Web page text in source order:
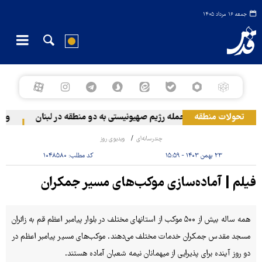
جمعه ۱۶ مرداد ۱۴۰۵
تحولات منطقه حمله رژیم صهیونیستی به دو منطقه در لبنان
چندرسانه‌ای ویدیوی روز
۲۳ بهمن ۱۴۰۳ - ۱۵:۵۹ کد مطلب: ۱۰۴۸۵۸۰
فیلم | آماده‌سازی موکب‌های مسیر جمکران
همه ساله بیش از ۵۰۰ موکب از استانهای مختلف در بلوار پیامبر اعظم قم به زائران
مسجد مقدس جمکران خدمات مختلف می‌دهند. موکب‌های مسیر پیامبر اعظم در
دو روز آینده برای پذیرایی از میهمانان نیمه شعبان آماده هستند.